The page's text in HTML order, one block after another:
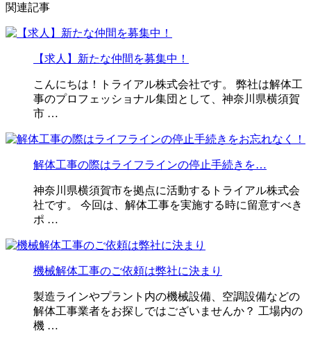
関連記事
【求人】新たな仲間を募集中！
こんにちは！トライアル株式会社です。 弊社は解体工
事のプロフェッショナル集団として、神奈川県横須賀
市 …
解体工事の際はライフラインの停止手続きを…
神奈川県横須賀市を拠点に活動するトライアル株式会
社です。 今回は、解体工事を実施する時に留意すべき
ポ …
機械解体工事のご依頼は弊社に決まり
製造ラインやプラント内の機械設備、空調設備などの
解体工事業者をお探しではございませんか？ 工場内の
機 …